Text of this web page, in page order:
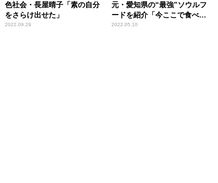
色社会・長屋晴子「素の自分
をさらけ出せた」
2022.09.29
元・愛知県の“最強”ソウルフ
ードを紹介「今ここで食べて
ほしい！（笑）」
2022.05.10